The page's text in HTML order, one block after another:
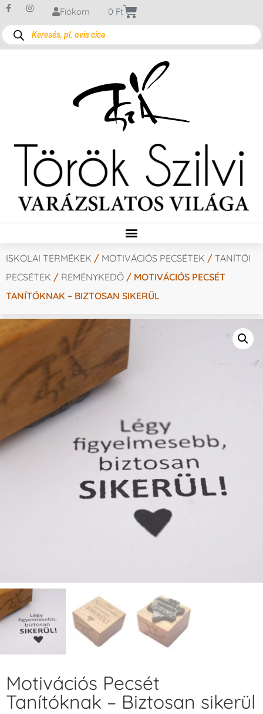
Fiókom 0 Ft
ISKOLAI TERMÉKEK / MOTIVÁCIÓS PECSÉTEK / TANÍTÓI
PECSÉTEK / REMÉNYKEDŐ / MOTIVÁCIÓS PECSÉT
TANÍTÓKNAK – BIZTOSAN SIKERÜL
Motivációs Pecsét
Tanítóknak – Biztosan sikerül